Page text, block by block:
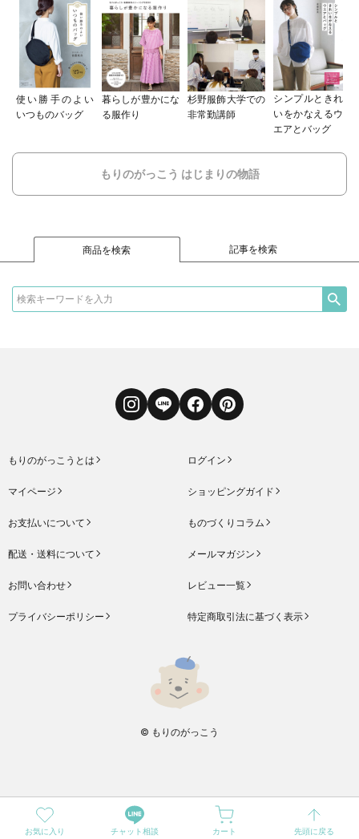
使い勝手のよい
いつものバッグ
暮らしが豊かにな
る服作り
杉野服飾大学での
非常勤講師
シンプルときれ
いをかなえるウ
エアとバッグ
もりのがっこう はじまりの物語
商品を検索 記事を検索
InstagramLINE FacebookPinterest
もりのがっこうとは ログイン
マイページ ショッピングガイド
お支払いについて ものづくりコラム
配送・送料について メールマガジン
お問い合わせ レビュー一覧
プライバシーポリシー 特定商取引法に基づく表示
© もりのがっこう
お気に入り チャット相談 カート 先頭に戻る